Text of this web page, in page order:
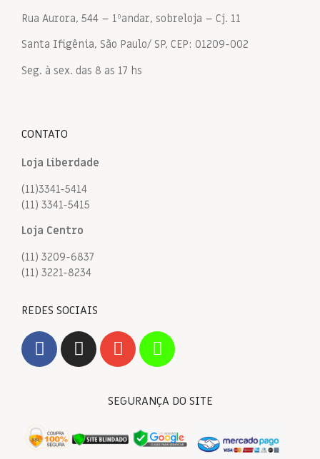
Rua Aurora, 544 – 1ºandar, sobreloja – Cj. 11
Santa Ifigênia, São Paulo/ SP, CEP: 01209-002
Seg. à sex. das 8 as 17 hs
CONTATO
Loja Liberdade
(11)3341-5414
(11) 3341-5415
Loja Centro
(11) 3209-6837
(11) 3221-8234
REDES SOCIAIS
SEGURANÇA DO SITE